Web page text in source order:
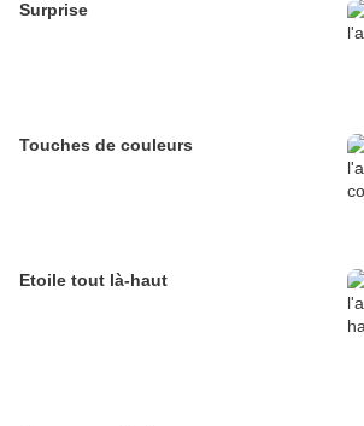
Surprise
Touches de couleurs
Etoile tout là-haut